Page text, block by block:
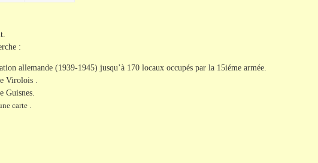
:
allemande (1939-1945) jusqu’à 170 locaux occupés par la 15iéme armée.
Virolois .
Guisnes.
carte .